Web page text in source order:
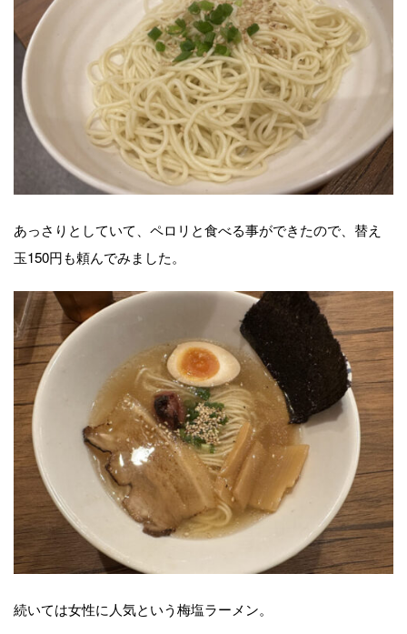
あっさりとしていて、ペロリと食べる事ができたので、替え
玉150円も頼んでみました。
続いては女性に人気という梅塩ラーメン。